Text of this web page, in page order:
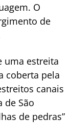
O
de
uma estreita
coberta pela
canais
de São
de pedras”